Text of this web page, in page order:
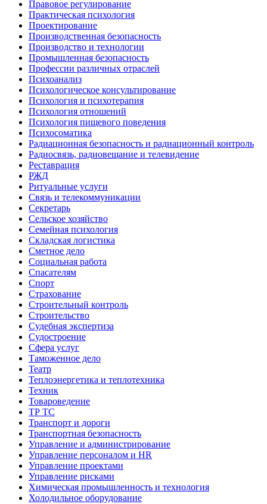
Правовое регулирование
Практическая психология
Проектирование
Производственная безопасность
Производство и технологии
Промышленная безопасность
Профессии различных отраслей
Психоанализ
Психологическое консультирование
Психология и психотерапия
Психология отношений
Психология пищевого поведения
Психосоматика
Радиационная безопасность и радиационный контроль
Радиосвязь, радиовещание и телевидение
Реставрация
РЖД
Ритуальные услуги
Связь и телекоммуникации
Секретарь
Сельское хозяйство
Семейная психология
Складская логистика
Сметное дело
Социальная работа
Спасателям
Спорт
Страхование
Строительный контроль
Строительство
Судебная экспертиза
Судостроение
Сфера услуг
Таможенное дело
Театр
Теплоэнергетика и теплотехника
Техник
Товароведение
ТР ТС
Транспорт и дороги
Транспортная безопасность
Управление и администрирование
Управление персоналом и HR
Управление проектами
Управление рисками
Химическая промышленность и технология
Холодильное оборудование